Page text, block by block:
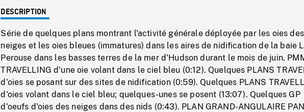
DESCRIPTION
Série de quelques plans montrant l'activité générale déployée par les oies des
neiges et les oies bleues (immatures) dans les aires de nidification de la baie
Perouse dans les basses terres de la mer d'Hudson durant le mois de juin.
TRAVELLING d'une oie volant dans le ciel bleu (0:12). Quelques PLANS
d'oies se posant sur des sites de nidification (0:59). Quelques PLANS
d'oies volant dans le ciel bleu; quelques-unes se posent (13:07). Quelques GP
d'oeufs d'oies des neiges dans des nids (0:43). PLAN GRAND-ANGULAIRE